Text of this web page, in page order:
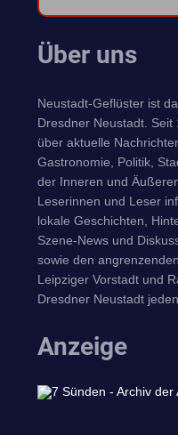
Über uns
Neustadt-Geflüster ist
Dresdner Neustadt.
über aktuelle
Gastronomie, Politik,
der Inneren und
Leserinnen und Leser
lokale Geschichten,
Szene-News und
sowie den
Leipziger Vorstadt und
Dresdner Neustadt
Anzeige